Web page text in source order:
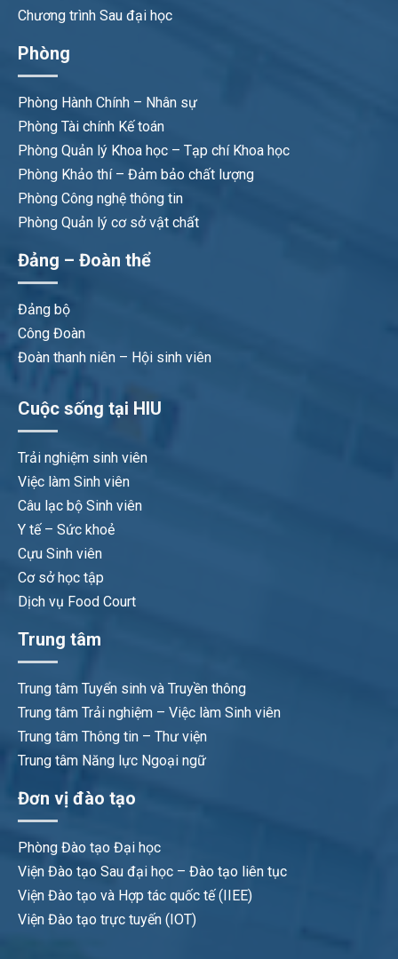
Chương trình Sau đại học
Phòng
Phòng Hành Chính – Nhân sự
Phòng Tài chính Kế toán
Phòng Quản lý Khoa học – Tạp chí Khoa học
Phòng Khảo thí – Đảm bảo chất lượng
Phòng Công nghệ thông tin
Phòng Quản lý cơ sở vật chất
Đảng – Đoàn thể
Đảng bộ
Công Đoàn
Đoàn thanh niên – Hội sinh viên
Cuộc sống tại HIU
Trải nghiệm sinh viên
Việc làm Sinh viên
Câu lạc bộ Sinh viên
Y tế – Sức khoẻ
Cựu Sinh viên
Cơ sở học tập
Dịch vụ Food Court
Trung tâm
Trung tâm Tuyển sinh và Truyền thông
Trung tâm Trải nghiệm – Việc làm Sinh viên
Trung tâm Thông tin – Thư viện
Trung tâm Năng lực Ngoại ngữ
Đơn vị đào tạo
Phòng Đào tạo Đại học
Viện Đào tạo Sau đại học – Đào tạo liên tục
Viện Đào tạo và Hợp tác quốc tế (IIEE)
Viện Đào tạo trực tuyến (IOT)